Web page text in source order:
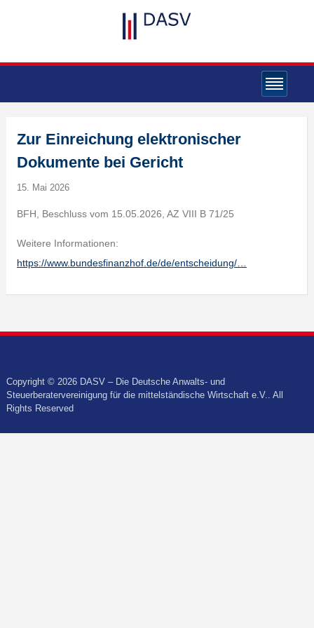
Zur Einreichung elektronischer
Dokumente bei Gericht
15. Mai 2026
BFH, Beschluss vom 15.05.2026, AZ VIII B 71/25
Weitere Informationen:
https://www.bundesfinanzhof.de/de/entscheidung/…
Copyright © 2026 DASV – Die Deutsche Anwalts- und
Steuerberatervereinigung für die mittelständische Wirtschaft e.V.. All
Rights Reserved